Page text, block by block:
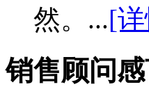
然。...[
销售顾问